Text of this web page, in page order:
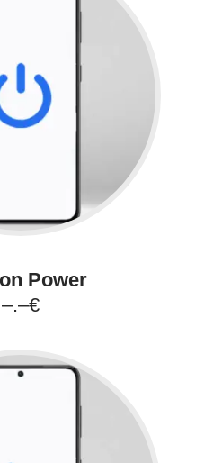
Power
–.–€